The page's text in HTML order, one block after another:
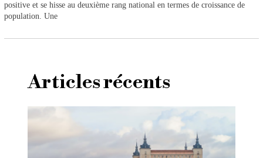
positive et se hisse au deuxième rang national en termes de croissance de
population. Une
Articles récents